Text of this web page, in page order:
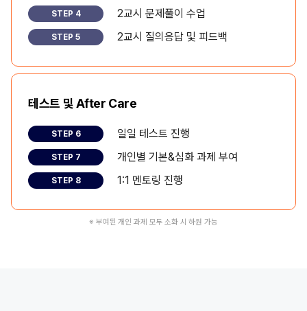
STEP 4 2교시 문제풀이 수업
STEP 5 2교시 질의응답 및 피드백
테스트 및 After Care
STEP 6 일일 테스트 진행
STEP 7 개인별 기본&심화 과제 부여
STEP 8 1:1 멘토링 진행
※ 부여된 개인 과제 모두 소화 시 하원 가능